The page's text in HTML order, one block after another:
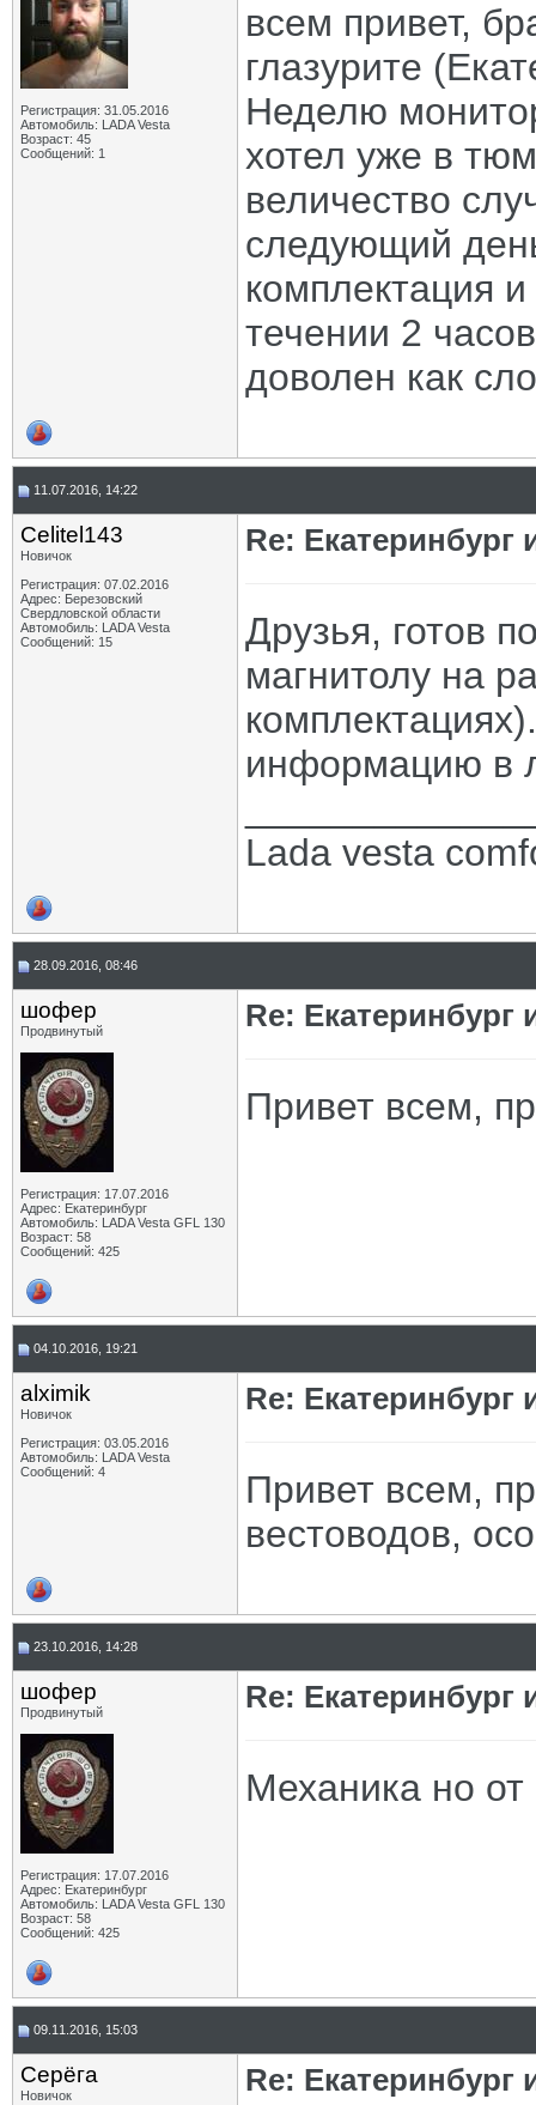
Регистрация: 31.05.2016
Автомобиль: LADA Vesta
Возраст: 45
Сообщений: 1
всем привет,
глазурите
Неделю
хотел уже в
величество
следующий
комплектация
течении 2
доволен как
11.07.2016, 14:22
Celitel143
Новичок
Регистрация: 07.02.2016
Адрес: Березовский
Свердловской области
Автомобиль: LADA Vesta
Сообщений: 15
Re: Екатеринбург
Друзья, готов
магнитолу на
информацию в
Lada vesta
28.09.2016, 08:46
шофер
Продвинутый
Регистрация: 17.07.2016
Адрес: Екатеринбург
Автомобиль: LADA Vesta GFL 130
Возраст: 58
Сообщений: 425
Re: Екатеринбург
Привет всем,
04.10.2016, 19:21
alximik
Новичок
Регистрация: 03.05.2016
Автомобиль: LADA Vesta
Сообщений: 4
Re: Екатеринбург
Привет всем,
вестоводов,
23.10.2016, 14:28
шофер
Продвинутый
Регистрация: 17.07.2016
Адрес: Екатеринбург
Автомобиль: LADA Vesta GFL 130
Возраст: 58
Сообщений: 425
Re: Екатеринбург
Механика но от
09.11.2016, 15:03
Серёга
Новичок Re: Екатеринбург